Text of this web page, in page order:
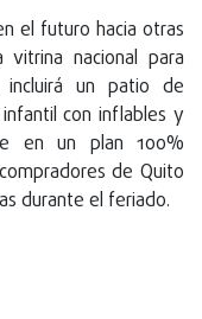
el futuro hacia otras
vitrina nacional para
incluirá un patio de
con inflables y
en un plan 100%
de Quito
durante el feriado.